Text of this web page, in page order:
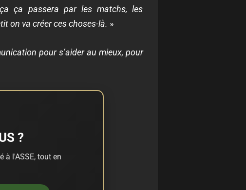
ça passera par les matchs, les
on va créer ces choses-là. »
pour s’aider au mieux, pour
?
à l'ASSE, tout en